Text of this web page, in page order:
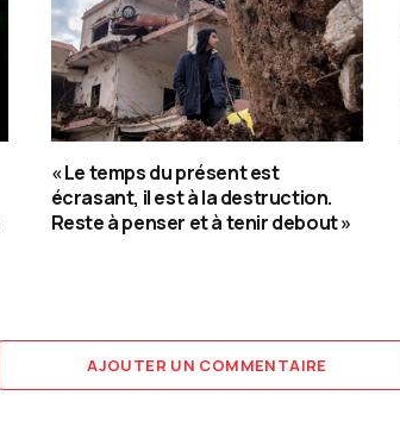
« Le temps du présent est
écrasant, il est à la destruction.
Reste à penser et à tenir debout »
AJOUTER UN COMMENTAIRE